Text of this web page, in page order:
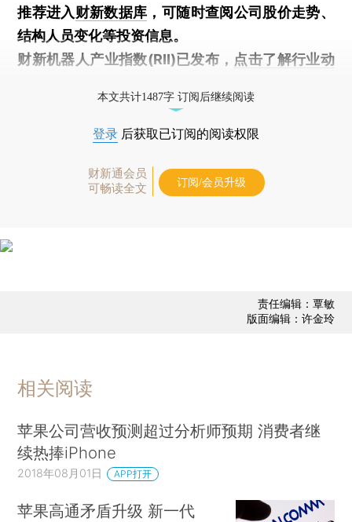
推荐进入财新数据库 ，可随时查阅公司股价走势、
结构人员变化等投资信息。
财新机器人产业指数(RII)已发布， 点击了解行业动
本文共计1487字 订阅后继续阅读
登录 后获取已订阅的阅读权限
财新通会员
可畅读全文
订阅/会员升级
责任编辑：覃敏
版面编辑：许金玲
相关阅读
苹果公司营收预测超过分析师预期 消费者继
续热捧iPhone
2018年08月01日 APP打开
苹果高通矛盾升级 新一代